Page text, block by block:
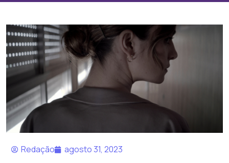
Redação agosto 31, 2023